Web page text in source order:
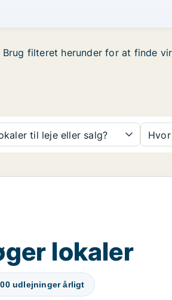
filteret herunder for at finde
til leje eller salg?
lokaler
udlejninger årligt